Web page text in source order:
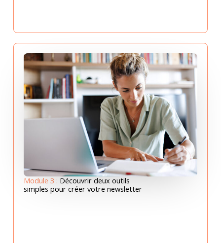
Module 3 : Découvrir deux outils
simples pour créer votre newsletter